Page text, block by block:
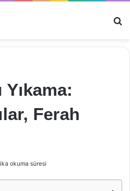
Yıkama:
Ferah
okuma süresi